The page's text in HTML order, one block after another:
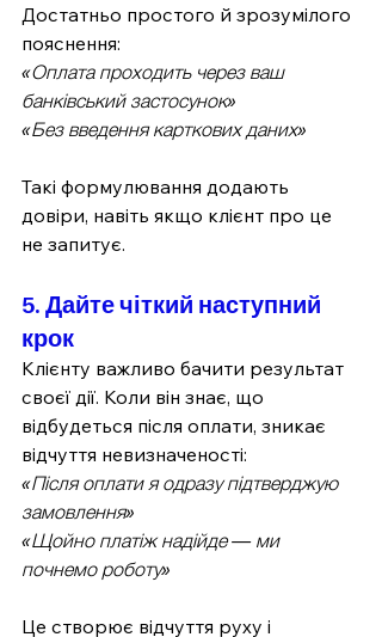
Достатньо простого й зрозумілого
пояснення:
«Оплата проходить через ваш
банківський застосунок»
«Без введення карткових даних»
Такі формулювання додають
довіри, навіть якщо клієнт про це
не запитує.
5. Дайте чіткий наступний
крок
Клієнту важливо бачити результат
своєї дії. Коли він знає, що
відбудеться після оплати, зникає
відчуття невизначеності:
«Після оплати я одразу підтверджую
замовлення»
«Щойно платіж надійде — ми
почнемо роботу»
Це створює відчуття руху і